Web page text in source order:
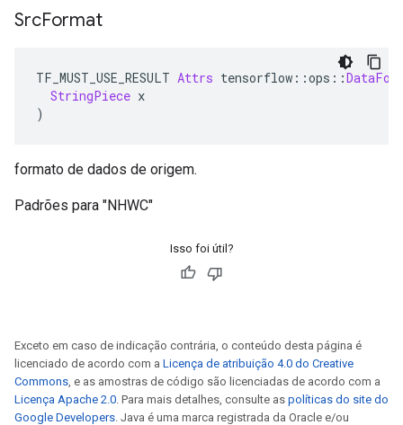
SrcFormat
TF_MUST_USE_RESULT Attrs tensorflow ::ops ::
StringPiece x
)
formato de dados de origem.
Padrões para "NHWC"
Isso foi útil?
Exceto em caso de indicação contrária, o conteúdo desta página é
licenciado de acordo com a Licença de atribuição 4.0 do Creative
Commons, e as amostras de código são licenciadas de acordo com a
Licença Apache 2.0. Para mais detalhes, consulte as políticas do site do
Google Developers. Java é uma marca registrada da Oracle e/ou